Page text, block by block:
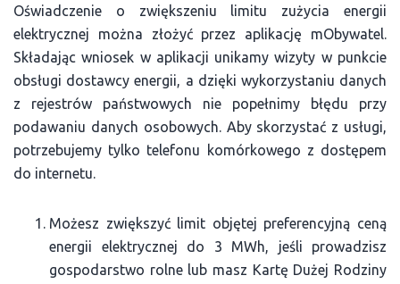
Oświadczenie o zwiększeniu limitu zużycia energii
elektrycznej można złożyć przez aplikację mObywatel.
Składając wniosek w aplikacji unikamy wizyty w punkcie
obsługi dostawcy energii, a dzięki wykorzystaniu danych
z rejestrów państwowych nie popełnimy błędu przy
podawaniu danych osobowych. Aby skorzystać z usługi,
potrzebujemy tylko telefonu komórkowego z dostępem
do internetu.
Możesz zwiększyć limit objętej preferencyjną ceną
energii elektrycznej do 3 MWh, jeśli prowadzisz
gospodarstwo rolne lub masz Kartę Dużej Rodziny